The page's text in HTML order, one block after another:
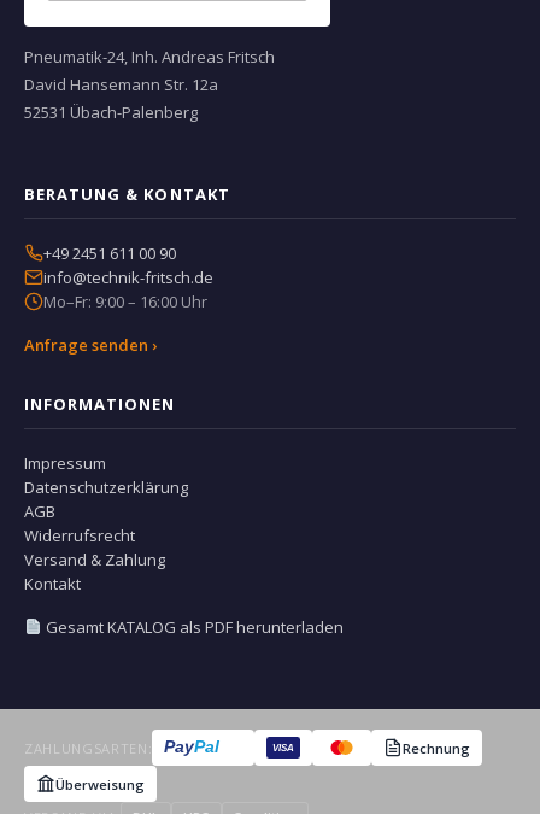
Pneumatik-24, Inh. Andreas Fritsch
David Hansemann Str. 12a
52531 Übach-Palenberg
BERATUNG & KONTAKT
+49 2451 611 00 90
info@technik-fritsch.de
Mo–Fr: 9:00 – 16:00 Uhr
Anfrage senden ›
INFORMATIONEN
Impressum
Datenschutzerklärung
AGB
Widerrufsrecht
Versand & Zahlung
Kontakt
Gesamt KATALOG als PDF herunterladen
ZAHLUNGSARTEN: PayPal VISA
Rechnung
Überweisung